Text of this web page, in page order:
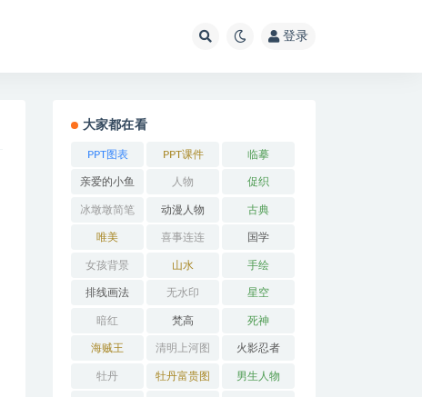
登录
大家都在看
PPT图表 PPT课件 临摹
亲爱的小鱼 人物 促织
冰墩墩简笔
画
动漫人物 古典
唯美 喜事连连 国学
女孩背景 山水 手绘
排线画法 无水印 星空
暗红 梵高 死神
海贼王 清明上河图 火影忍者
牡丹 牡丹富贵图 男生人物